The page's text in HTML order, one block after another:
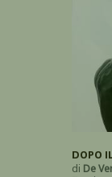
DOPO
di De